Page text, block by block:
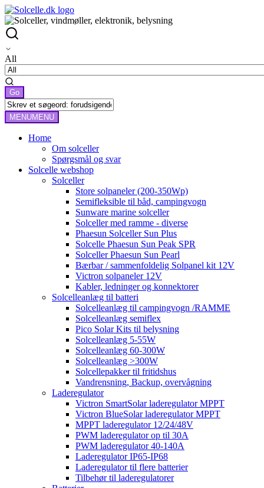
All
MENUMENU
Home
Om solceller
Spørgsmål og svar
Solcelle webshop
Solceller
Store solpaneler (200-350Wp)
Semifleksible til båd, campingvogn
Sunware marine solceller
Solceller med ramme - diverse
Phaesun Solceller Sun Plus
Solcelle Phaesun Sun Peak SPR
Solceller Phaesun Sun Pearl
Bærbar / sammenfoldelig Solpanel kit 12V
Victron solpaneler 12V
Kabler, ledninger og konnektorer
Solcelleanlæg til batteri
Solcelleanlæg til campingvogn /RAMME
Solcelleanlæg semiflex
Pico Solar Kits til belysning
Solcelleanlæg 5-55W
Solcelleanlæg 60-300W
Solcelleanlæg >300W
Solcellepakker til fritidshus
Vandrensning, Backup, overvågning
Laderegulator
Victron SmartSolar laderegulator MPPT
Victron BlueSolar laderegulator MPPT
MPPT laderegulator 12/24/48V
PWM laderegulator op til 30A
PWM laderegulator 40-140A
Laderegulator IP65-IP68
Laderegulator til flere batterier
Tilbehør til laderegulatorer